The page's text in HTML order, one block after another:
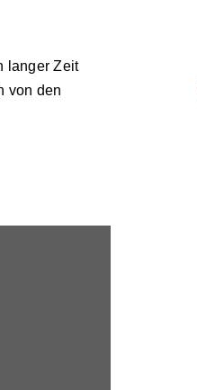
langer Zeit
von den